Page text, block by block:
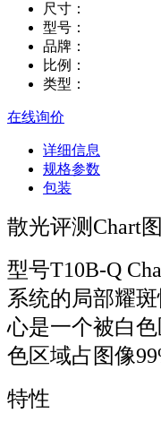
尺寸：
型号：
品牌：
比例：
类型：
在线询价
详细信息
规格参数
包装
散光评测Chart
型号T10B-Q
系统的局部耀
心是一个被白
色区域占图像
特性